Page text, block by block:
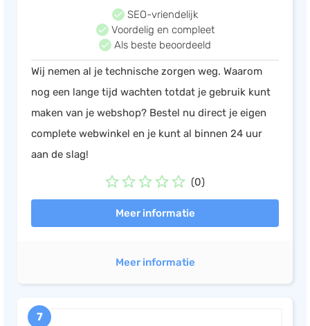
SEO-vriendelijk
Voordelig en compleet
Als beste beoordeeld
Wij nemen al je technische zorgen weg. Waarom
nog een lange tijd wachten totdat je gebruik kunt
maken van je webshop? Bestel nu direct je eigen
complete webwinkel en je kunt al binnen 24 uur
aan de slag!
(0)
Meer informatie
Meer informatie
7